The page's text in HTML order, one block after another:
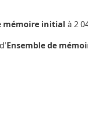
mémoire initial à 2
Ensemble de